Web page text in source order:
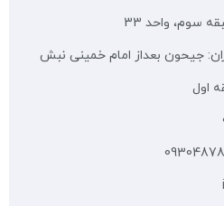
جیحون بعداز امام خمینی نبش